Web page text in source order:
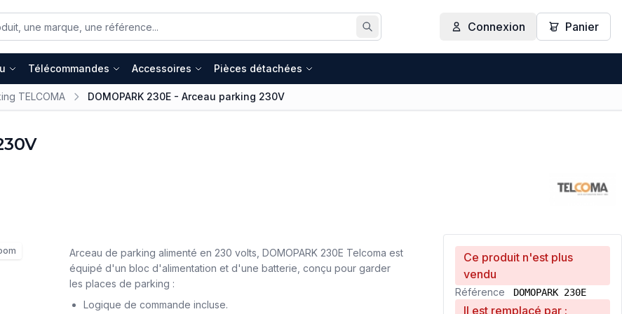
Rechercher
Connexion Panier
Télécommandes Accessoires Pièces détachées
TELCOMA DOMOPARK 230E - Arceau parking 230V
Ce produit n'est plus
vendu
Référence DOMOPARK 230E
Il est remplacé par :
Arceau de parking alimenté en 230 volts, DOMOPARK 230E Telcoma est
équipé d'un bloc d'alimentation et d'une batterie, conçu pour garder
les places de parking :
Logique de commande incluse.